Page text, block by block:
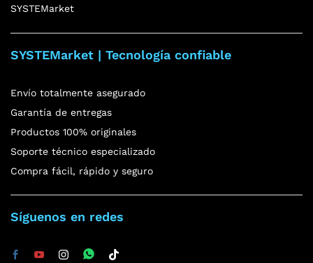
SYSTEMarket
SYSTEMarket | Tecnología confiable
Envío totalmente asegurado
Garantía de entregas
Productos 100% originales
Soporte técnico especializado
Compra fácil, rápido y seguro
Síguenos en redes